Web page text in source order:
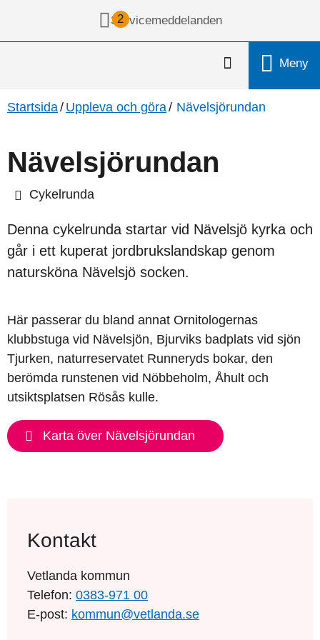
2
Servicemeddelanden
Sök Meny
Startsida/ Uppleva och göra/ Nävelsjörundan
Nävelsjörundan
Cykelrunda
Denna cykelrunda startar vid Nävelsjö kyrka och
går i ett kuperat jordbrukslandskap genom
natursköna Nävelsjö socken.
Här passerar du bland annat Ornitologernas
klubbstuga vid Nävelsjön, Bjurviks badplats vid sjön
Tjurken, naturreservatet Runneryds bokar, den
berömda runstenen vid Nöbbeholm, Åhult och
utsiktsplatsen Rösås kulle.
Karta över Nävelsjörundan
(Länk
Kontakt
Vetlanda kommun
Telefon: 0383-971 00
E-post: kommun@vetlanda.se